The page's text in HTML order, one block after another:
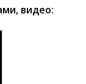
видео: